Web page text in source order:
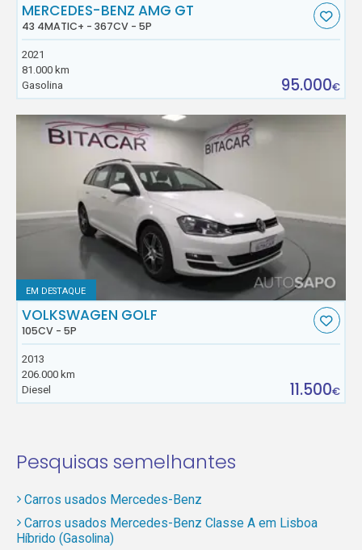
MERCEDES-BENZ AMG GT
43 4MATIC+ - 367CV - 5P
2021
81.000 km
Gasolina
95.000€
EM DESTAQUE
VOLKSWAGEN GOLF
105CV - 5P
2013
206.000 km
Diesel
11.500€
Pesquisas semelhantes
Carros usados Mercedes-Benz
Carros usados Mercedes-Benz Classe A em Lisboa
Híbrido (Gasolina)